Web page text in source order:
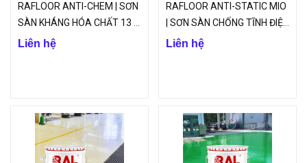
RAFLOOR ANTI-CHEM | SƠN
SÀN KHÁNG HÓA CHẤT 13 |
VINP
Liên hệ
RAFLOOR ANTI-STATIC MIO
| SƠN SÀN CHỐNG TĨNH ĐIỆN
(TRUNG GIAN) B12 | VINP
Liên hệ